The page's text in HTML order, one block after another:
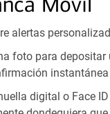
alertas
foto para depositar
instantánea
digital o Face
Vea cómo